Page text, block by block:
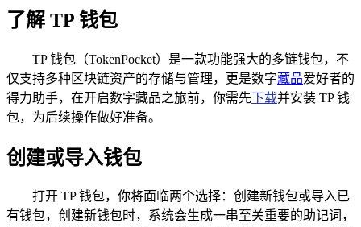
了解 TP 钱包
TP 钱包（TokenPocket）是一款功能强大的多链钱包，不
仅支持多种区块链资产的存储与管理，更是数字藏品爱好者的
得力助手，在开启数字藏品之旅前，你需先下载并安装 TP 钱
包，为后续操作做好准备。
创建或导入钱包
打开 TP 钱包，你将面临两个选择：创建新钱包或导入已
有钱包，创建新钱包时，系统会生成一串至关重要的助记词，